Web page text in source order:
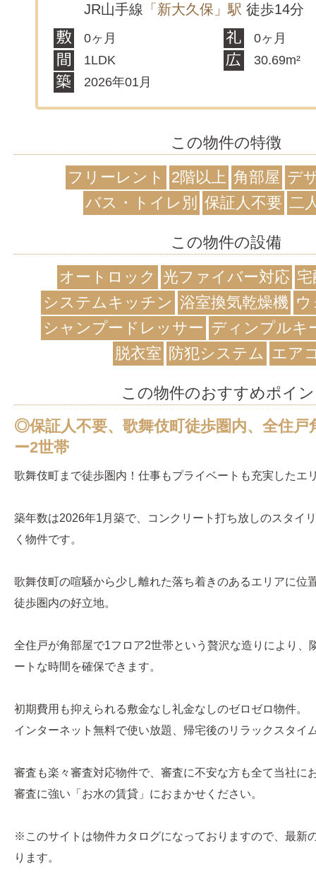
JR山手線 「新大久保」駅 徒歩14分
0ヶ月
0ヶ月
1LDK
30.69m²
2026年01月
この物件の特徴
フリーレント
2階以上 角部屋 デ
バス・トイレ別
保証人不要 二
この物件の設備
オートロック
光ファイバー対応
システムキッチン 浴室換気乾燥機
シャンプードレッサー ディンプルキ
脱衣室 防犯システム エア
この物件のおすすめポイ
◎保証人不要、歌舞伎町徒歩圏内、全住戸
ー2世帯
歌舞伎町まで徒歩圏内！仕事もプライベートも充実したエ
築年数は2026年1月築で、コンクリート打ち放しのスタイ
く物件です。
歌舞伎町の喧騒から少し離れた落ち着きのあるエリアに位
徒歩圏内の好立地。
全住戸が角部屋で1フロア2世帯という贅沢な造りにより、
ートな時間を確保できます。
初期費用も抑えられる敷金なし礼金なしのゼロゼロ物件。
インターネット無料で使い放題、帰宅後のリラックスタイ
審査も楽々審査対応物件で、審査に不安な方も全て当社に
審査に強い「お水の賃貸」におまかせください。
※このサイトは物件カタログになっておりますので、最新
ります。